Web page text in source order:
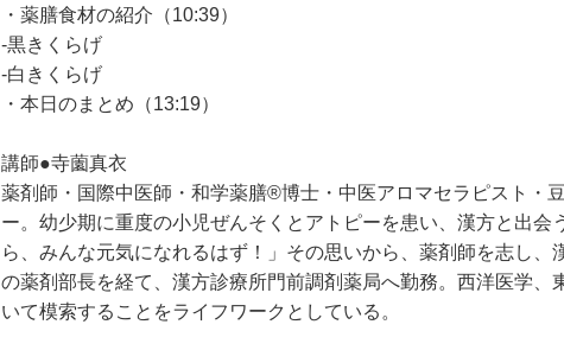
・薬膳食材の紹介（10:39）
-黒きくらげ
-白きくらげ
・本日のまとめ（13:19）
講師●寺薗真衣
薬剤師・国際中医師・和学薬膳®博士・中医アロマセラピスト・
ー。幼少期に重度の小児ぜんそくとアトピーを患い、漢方と出会
ら、みんな元気になれるはず！」その思いから、薬剤師を志し、
の薬剤部長を経て、漢方診療所門前調剤薬局へ勤務。西洋医学、
いて模索することをライフワークとしている。